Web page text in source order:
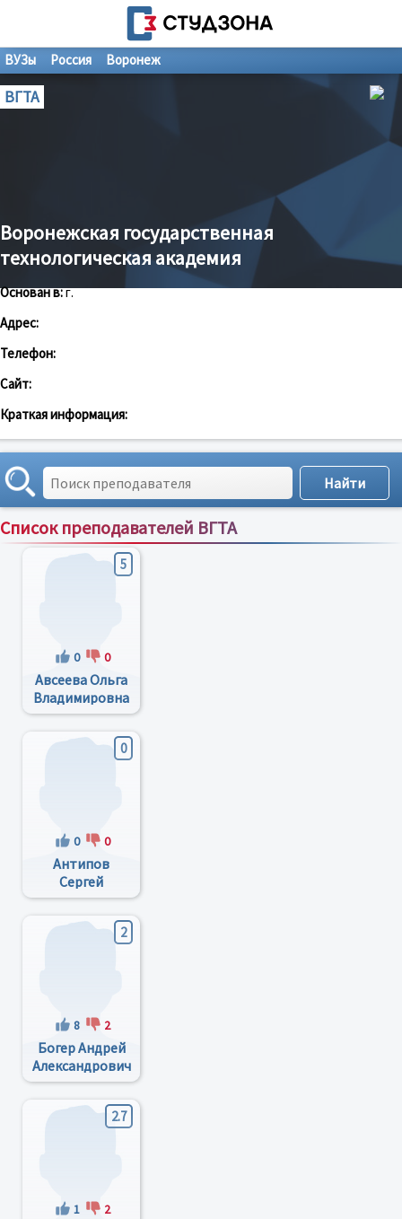
ВУЗы Россия Воронеж
ВГТА
Воронежская государственная
технологическая академия
Основан в:г.
Адрес:
Телефон:
Сайт:
Краткая информация:
Список преподавателей ВГТА
Сортировка по:имени;рейтингу;отзывам
5
0 0
Авсеева Ольга
Владимировна
0
0 0
Антипов
Сергей
Тихонович
2
8 2
Богер Андрей
Александрович
2.7
1 2